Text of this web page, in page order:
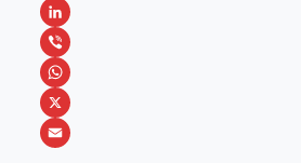
a
c
e
b
o
M
e
s
s
e
L
i
n
k
V
i
b
W
h
X